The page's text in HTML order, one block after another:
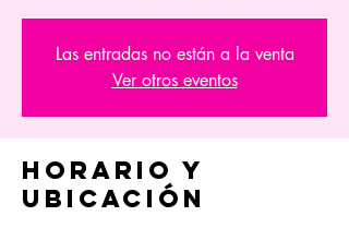
Las entradas no están a la venta
Ver otros eventos
Horario y
ubicación